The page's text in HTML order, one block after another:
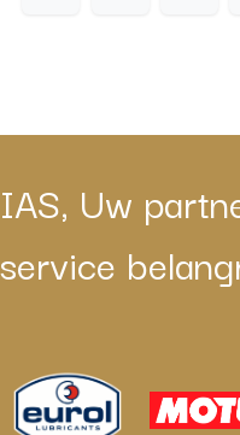
IAS, Uw
service